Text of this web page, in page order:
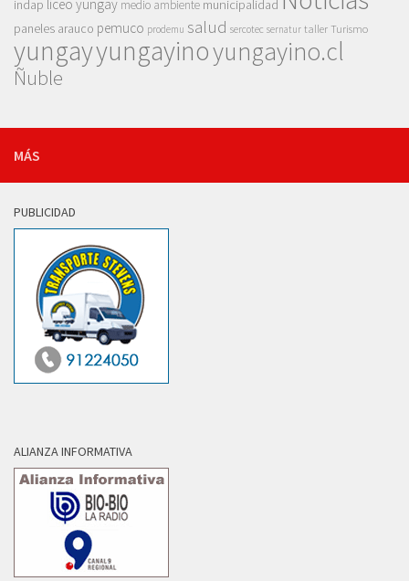
indap liceo yungay medio ambiente municipalidad
paneles arauco pemuco prodemu salud sercotec sernatur taller Turismo
yungayyungayinoyungayino.cl
Ñuble
MÁS
PUBLICIDAD
ALIANZA INFORMATIVA